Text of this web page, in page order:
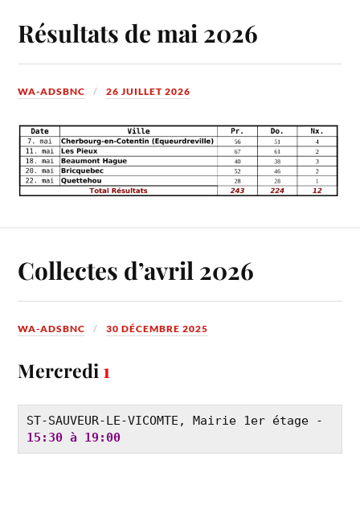
Résultats de mai 2026
WA-ADSBNC 26 JUILLET 2026
Collectes d’avril 2026
WA-ADSBNC 30 DÉCEMBRE 2025
Mercredi1
15:30 à 19:00